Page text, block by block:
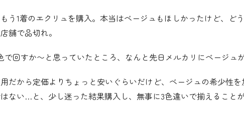
う1着のエクリュを購入。本当はベージュもほしかったけど、ど
舗で品切れ。
で回すか〜と思っていたところ、なんと先日メルカリにベージュ
だから定価よりちょっと安いぐらいだけど、ベージュの希少性
ない…と、少し迷った結果購入し、無事に3色違いで揃えることが